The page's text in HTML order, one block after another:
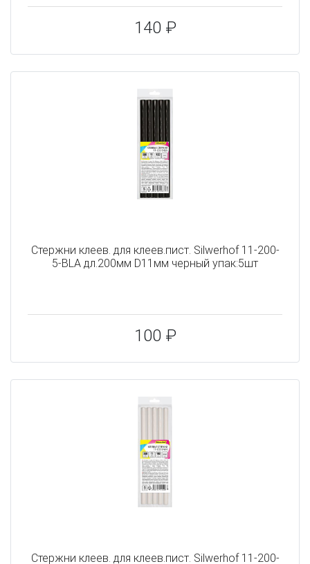
140 ₽
Cтержни клеев. для клеев.пист. Silwerhof 11-200-
5-BLA дл.200мм D11мм черный упак:5шт
100 ₽
Cтержни клеев. для клеев.пист. Silwerhof 11-200-